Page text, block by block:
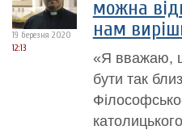
19 березня 2020
12:13
можна
нам
«Я вважаю,
бути так